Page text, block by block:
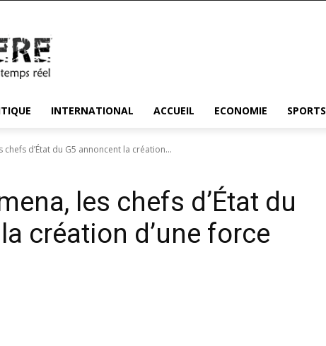
INTERNATIONAL ACCUEIL ECONOMIE SPORTS
chefs d’État du G5 annoncent la création...
les chefs d’État du
création d’une force